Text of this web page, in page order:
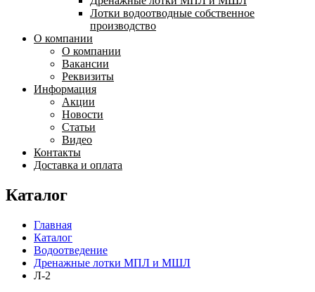
Лотки водоотводные собственное
производство
О компании
О компании
Вакансии
Реквизиты
Информация
Акции
Новости
Статьи
Видео
Контакты
Доставка и оплата
Каталог
Главная
Каталог
Водоотведение
Дренажные лотки МПЛ и МШЛ
Л-2